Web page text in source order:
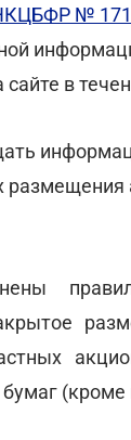
№
в